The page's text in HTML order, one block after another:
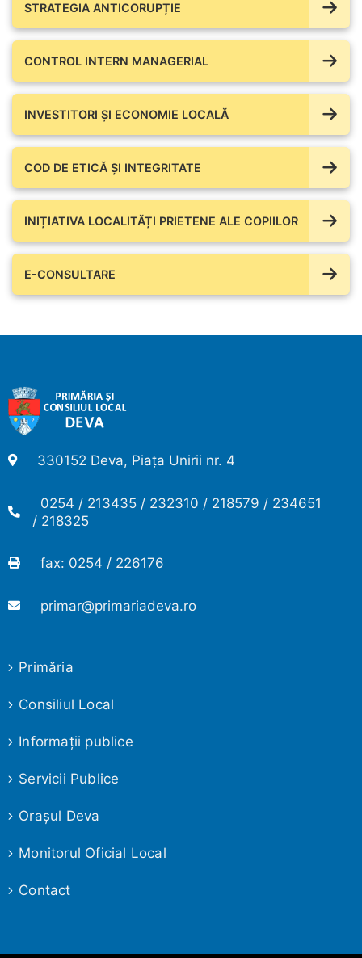
STRATEGIA ANTICORUPȚIE
CONTROL INTERN MANAGERIAL
INVESTITORI ȘI ECONOMIE LOCALĂ
COD DE ETICĂ ȘI INTEGRITATE
INIȚIATIVA LOCALITĂȚI PRIETENE ALE COPIILOR
E-CONSULTARE
330152 Deva, Piața Unirii nr. 4
0254 / 213435 / 232310 / 218579 / 234651
/ 218325
fax: 0254 / 226176
primar@primariadeva.ro
Primăria
Consiliul Local
Informaţii publice
Servicii Publice
Oraşul Deva
Monitorul Oficial Local
Contact